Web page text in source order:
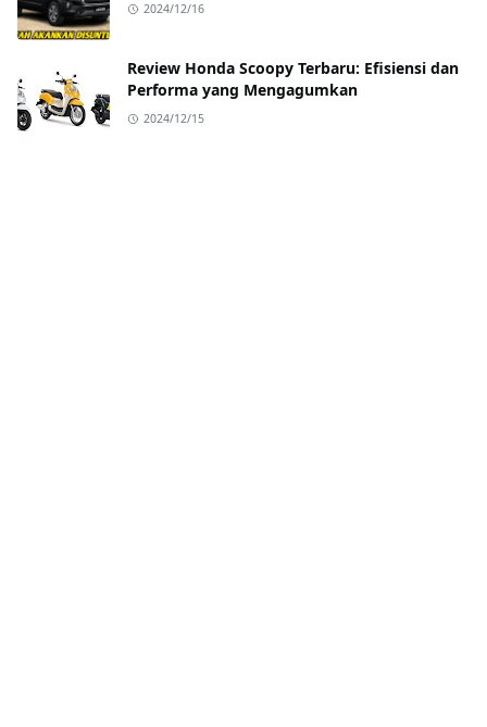
2024/12/16
Review Honda Scoopy Terbaru: Efisiensi dan
Performa yang Mengagumkan
2024/12/15